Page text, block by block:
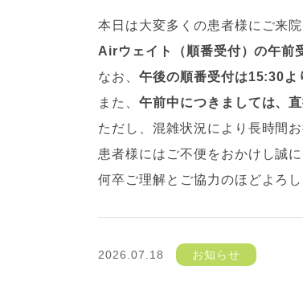
本日は大変多くの患者様にご来
Airウェイト（順番受付）の午前
なお、 午後の順番受付は15:30よ
また、 午前中につきましては、
ただし、混雑状況により長時間
患者様にはご不便をおかけし誠
何卒ご理解とご協力のほどよろ
2026.07.18 お知らせ